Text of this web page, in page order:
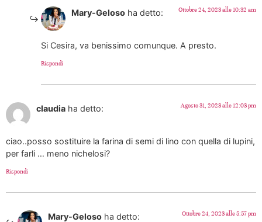
Mary-Geloso ha detto: Ottobre 24, 2023 alle 10:32 am
Si Cesira, va benissimo comunque. A presto.
Rispondi
claudia ha detto: Agosto 31, 2023 alle 12:03 pm
ciao..posso sostituire la farina di semi di lino con quella di lupini,
per farli … meno nichelosi?
Rispondi
Mary-Geloso ha detto: Ottobre 24, 2023 alle 5:57 pm